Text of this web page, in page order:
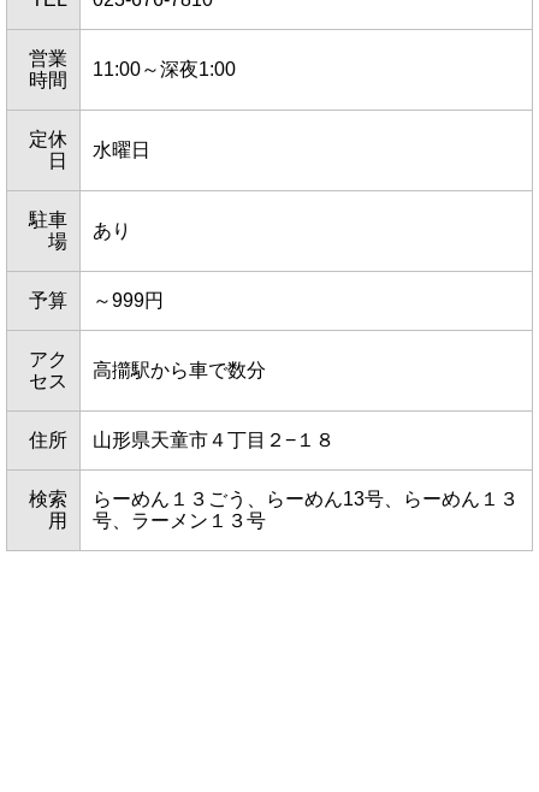
営業
時間
11:00～深夜1:00
定休
日
水曜日
駐車
場
あり
予算 ～999円
アク
セス
高擶駅から車で数分
住所 山形県天童市４丁目２−１８
検索
用
らーめん１３ごう、らーめん13号、らーめん１３
号、ラーメン１３号